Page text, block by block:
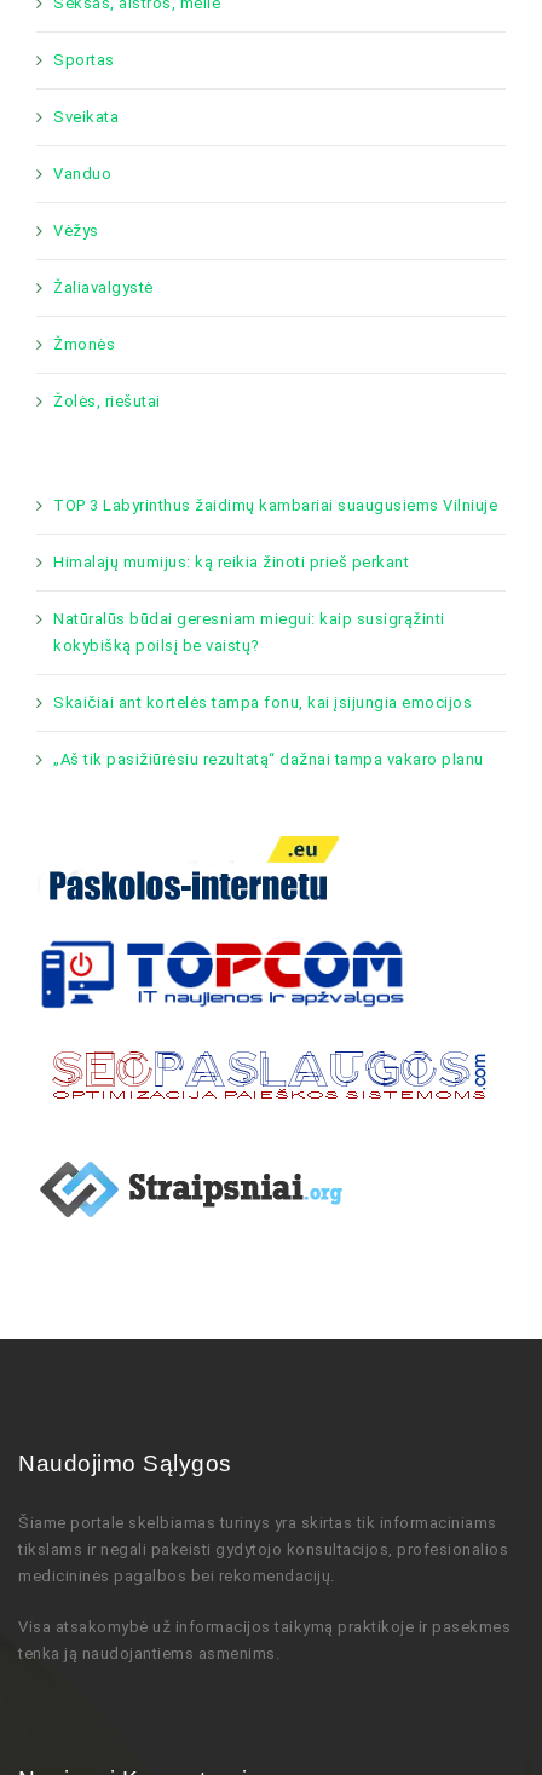
Sportas
Sveikata
Vanduo
Vėžys
Žaliavalgystė
Žmonės
Žolės, riešutai
TOP 3 Labyrinthus žaidimų kambariai suaugusiems Vilniuje
Himalajų mumijus: ką reikia žinoti prieš perkant
Natūralūs būdai geresniam miegui: kaip susigrąžinti
kokybišką poilsį be vaistų?
Skaičiai ant kortelės tampa fonu, kai įsijungia emocijos
„Aš tik pasižiūrėsiu rezultatą“ dažnai tampa vakaro planu
Naudojimo Sąlygos
Šiame portale skelbiamas turinys yra skirtas tik informaciniams
tikslams ir negali pakeisti gydytojo konsultacijos, profesionalios
medicininės pagalbos bei rekomendacijų
Visa atsakomybė už informacijos taikymą praktikoje ir pasekmes
tenka ją naudojantiems asmenims.